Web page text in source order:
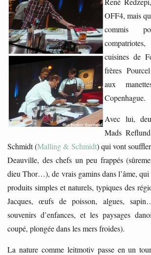
OFF4, mais
commis
cuisines de
frères
aux
Copenhague.
Avec lui,
Mads
Schmidt (Malling & Schmidt) qui vont
Deauville, des chefs un peu frappés
dieu Thor…), de vrais gamins dans l’âme, qui
produits simples et naturels, typiques des
Jacques, œufs de poisson, algues,
souvenirs d’enfances, et les paysages
coupé, plongée dans les mers froides).
La nature comme leitmotiv passe en un